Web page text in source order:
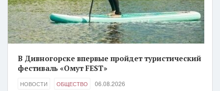
В Дивногорске впервые пройдет туристический
фестиваль «Омут FEST»
НОВОСТИ ОБЩЕСТВО 06.08.2026